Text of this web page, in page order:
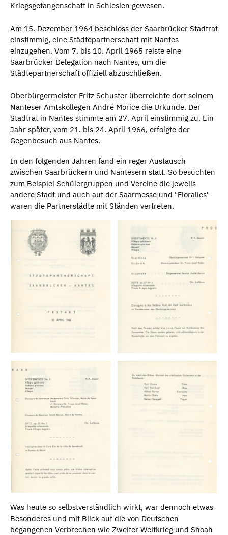
Kriegsgefangenschaft in Schlesien gewesen.
Am 15. Dezember 1964 beschloss der Saarbrücker Stadtrat
einstimmig, eine Städtepartnerschaft mit Nantes
einzugehen. Vom 7. bis 10. April 1965 reiste eine
Saarbrücker Delegation nach Nantes, um die
Städtepartnerschaft offiziell abzuschließen.
Oberbürgermeister Fritz Schuster überreichte dort seinem
Nanteser Amtskollegen André Morice die Urkunde. Der
Stadtrat in Nantes stimmte am 27. April einstimmig zu. Ein
Jahr später, vom 21. bis 24. April 1966, erfolgte der
Gegenbesuch aus Nantes.
In den folgenden Jahren fand ein reger Austausch
zwischen Saarbrückern und Nantesern statt. So besuchten
zum Beispiel Schülergruppen und Vereine die jeweils
andere Stadt und auch auf der Saarmesse und "Floralies"
waren die Partnerstädte mit Ständen vertreten.
Was heute so selbstverständlich wirkt, war dennoch etwas
Besonderes und mit Blick auf die von Deutschen
begangenen Verbrechen wie Zweiter Weltkrieg und Shoah